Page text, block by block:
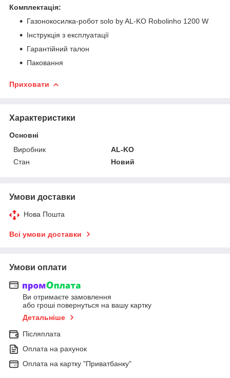
Комплектація:
Газонокосилка-робот solo by AL-KO Robolinho 1200 W
Інструкція з експлуатації
Гарантійний талон
Паковання
Приховати
Характеристики
Основні
Виробник
AL-KO
Стан
Новий
Умови доставки
Нова Пошта
Всі умови доставки
Умови оплати
Ви отримаєте замовлення
або гроші повернуться на вашу картку
Детальніше
Післяплата
Оплата на рахунок
Оплата на картку "Приватбанку"